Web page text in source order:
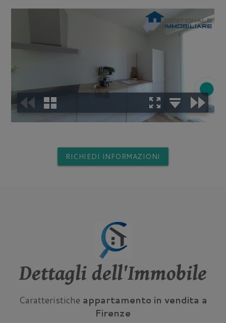
RICHIEDI INFORMAZIONI
Dettagli dell'Immobile
Caratteristiche appartamento in vendita a
Firenze